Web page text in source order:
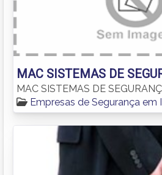
MAC SISTEMAS DE
MAC SISTEMAS DE
Empresas de Segurança em